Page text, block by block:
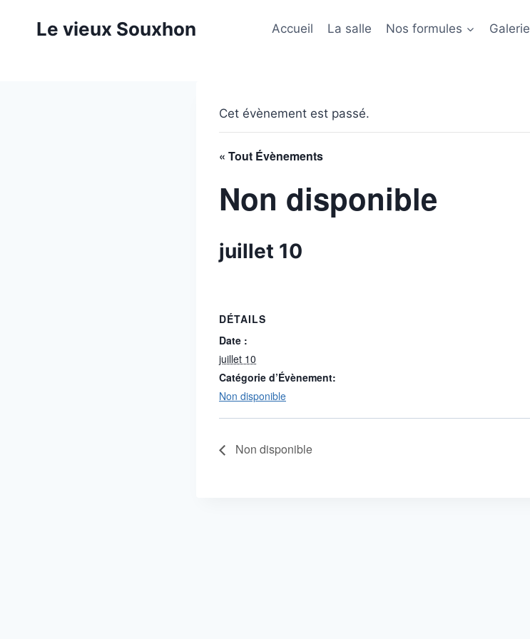
Le vieux Souxhon Accueil La salle Nos formules Galerie
Cet évènement est passé.
« Tout Évènements
Non disponible
juillet 10
DÉTAILS
Date :
juillet 10
Catégorie d’Évènement:
Non disponible
Non disponible